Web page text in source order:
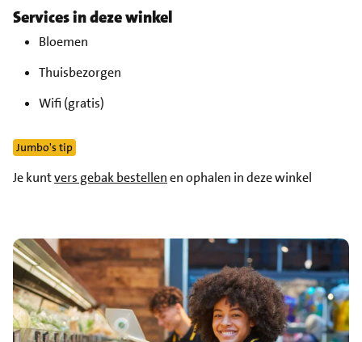
Services in deze winkel
Bloemen
Thuisbezorgen
Wifi (gratis)
Jumbo's tip
Je kuntvers gebak bestellenen ophalen in deze winkel